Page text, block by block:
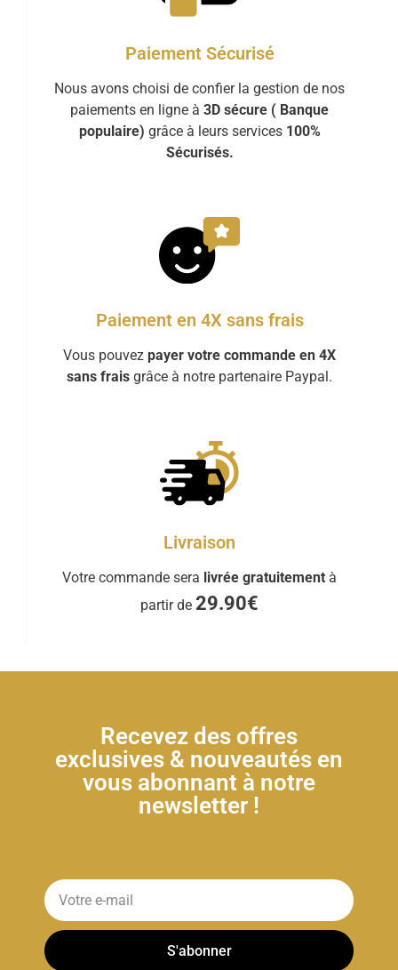
Paiement Sécurisé
Nous avons choisi de confier la gestion de nos
paiements en ligne à 3D sécure ( Banque
populaire) grâce à leurs services 100%
Sécurisés.
Paiement en 4X sans frais
Vous pouvez payer votre commande en 4X
sans frais grâce à notre partenaire Paypal.
Livraison
Votre commande sera livrée gratuitement à
partir de 29.90€
Recevez des offres
exclusives & nouveautés en
vous abonnant à notre
newsletter !
S'abonner